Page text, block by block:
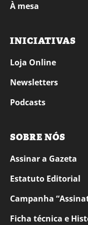
À mesa
INICIATIVAS
Loja Online
Newsletters
Podcasts
SOBRE NÓS
Assinar a Gazeta
Estatuto Editorial
Campanha
Ficha técnica e